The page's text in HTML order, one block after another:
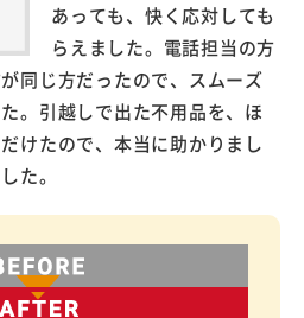
あっても、快く応対しても
らえました。電話担当の方
同じ方だったので、スムーズ
。引越しで出た不用品を、ほ
けたので、本当に助かりまし
た。